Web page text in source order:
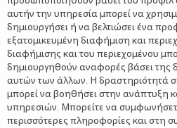
αυτήν την υπηρεσία μπορεί να
δημιουργήσει ή να βελτιώσει ένα
εξατομικευμένη διαφήμιση και
διαφήμισης και του περιεχομένου
δημιουργηθούν αναφορές βάσει της
αυτών των άλλων. Η δραστηριότητά
μπορεί να βοηθήσει στην ανάπτυξη
υπηρεσιών. Μπορείτε να
περισσότερες πληροφορίες και στη